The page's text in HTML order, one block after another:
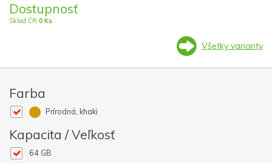
Dostupnosť
Sklad ČR 0 Ks
Všetky varianty
Farba
Prírodná, khaki
Kapacita / Veľkosť
64 GB